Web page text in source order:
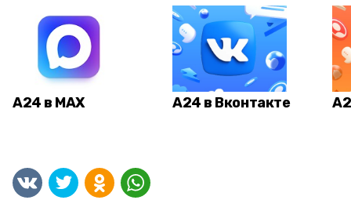
А24 в MAX А24 в Вконтакте